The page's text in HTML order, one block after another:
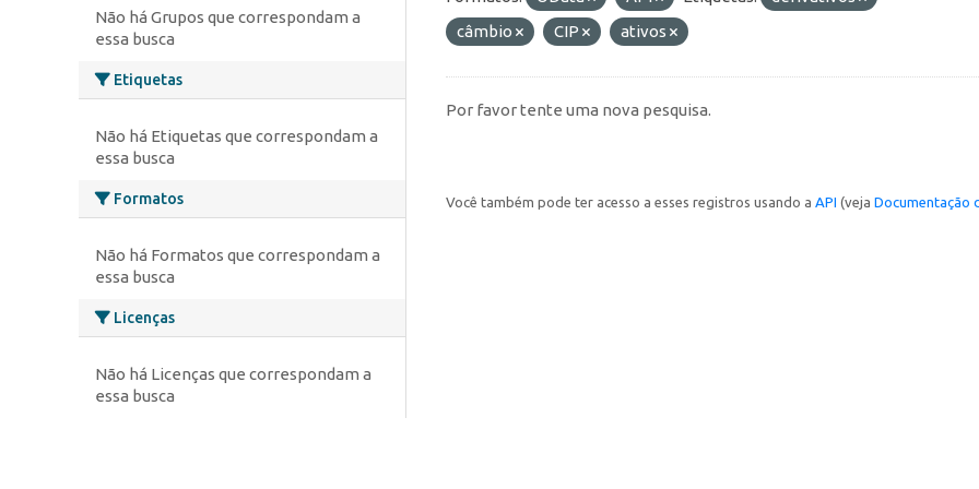
Não há Grupos que correspondam a
essa busca
Etiquetas
Não há Etiquetas que correspondam a
essa busca
Formatos
Não há Formatos que correspondam a
essa busca
Licenças
Não há Licenças que correspondam a
essa busca
câmbio
CIP ativos
Por favor tente uma nova pesquisa.
Você também pode ter acesso a esses registros usando a API (veja Documentação